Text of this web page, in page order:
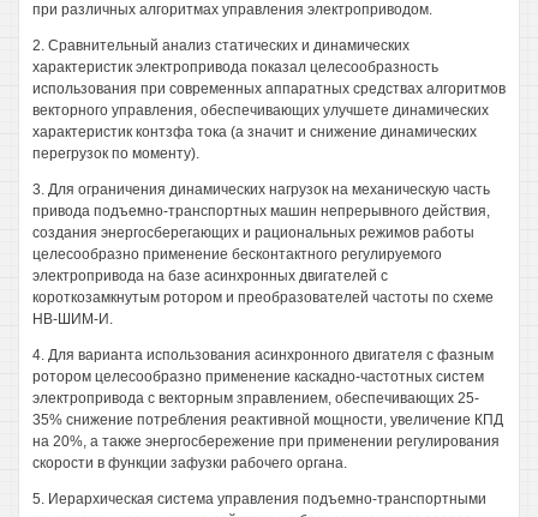
при различных алгоритмах управления электроприводом.
2. Сравнительный анализ статических и динамических
характеристик электропривода показал целесообразность
использования при современных аппаратных средствах алгоритмов
векторного управления, обеспечивающих улучшете динамических
характеристик контзфа тока (а значит и снижение динамических
перегрузок по моменту).
3. Для ограничения динамических нагрузок на механическую часть
привода подъемно-транспортных машин непрерывного действия,
создания энергосберегающих и рациональных режимов работы
целесообразно применение бесконтактного регулируемого
электропривода на базе асинхронных двигателей с
короткозамкнутым ротором и преобразователей частоты по схеме
НВ-ШИМ-И.
4. Для варианта использования асинхронного двигателя с фазным
ротором целесообразно применение каскадно-частотных систем
электропривода с векторным зправлением, обеспечивающих 25-
35% снижение потребления реактивной мощности, увеличение КПД
на 20%, а также энергосбережение при применении регулирования
скорости в функции зафузки рабочего органа.
5. Иерархическая система управления подъемно-транспортными